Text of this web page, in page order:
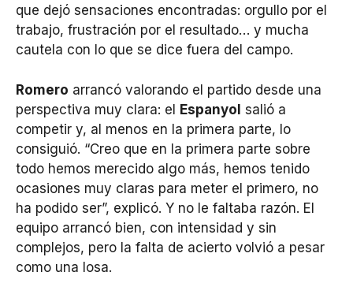
que dejó sensaciones encontradas: orgullo por el
trabajo, frustración por el resultado… y mucha
cautela con lo que se dice fuera del campo.
Romero arrancó valorando el partido desde una
perspectiva muy clara: el Espanyol salió a
competir y, al menos en la primera parte, lo
consiguió. “Creo que en la primera parte sobre
todo hemos merecido algo más, hemos tenido
ocasiones muy claras para meter el primero, no
ha podido ser”, explicó. Y no le faltaba razón. El
equipo arrancó bien, con intensidad y sin
complejos, pero la falta de acierto volvió a pesar
como una losa.